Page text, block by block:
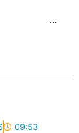
···
09:53